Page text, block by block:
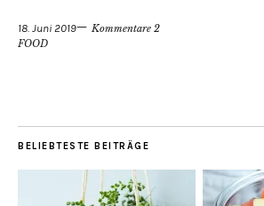
18. Juni 2019
Kommentare 2
FOOD
BELIEBTESTE BEITRÄGE